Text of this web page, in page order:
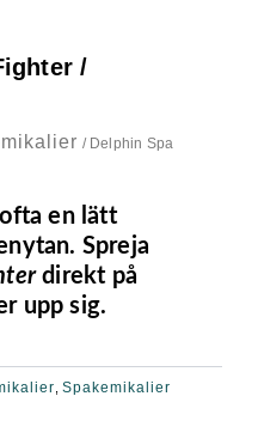
/
/ Delphin Spa
ofta en lätt
Spreja
direkt på
upp sig.
,Spakemikalier